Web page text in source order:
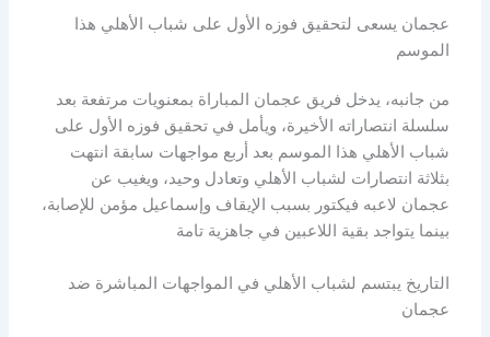
عجمان يسعى لتحقيق فوزه الأول على شباب الأهلي هذا
الموسم
من جانبه، يدخل فريق عجمان المباراة بمعنويات مرتفعة بعد
سلسلة انتصاراته الأخيرة، ويأمل في تحقيق فوزه الأول على
شباب الأهلي هذا الموسم بعد أربع مواجهات سابقة انتهت
بثلاثة انتصارات لشباب الأهلي وتعادل وحيد، ويغيب عن
عجمان لاعبه فيكتور بسبب الإيقاف وإسماعيل مؤمن للإصابة،
بينما يتواجد بقية اللاعبين في جاهزية تامة
التاريخ يبتسم لشباب الأهلي في المواجهات المباشرة ضد
عجمان